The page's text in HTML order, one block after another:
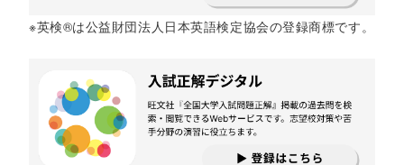
※英検®は公益財団法人日本英語検定協会の登録商標です。